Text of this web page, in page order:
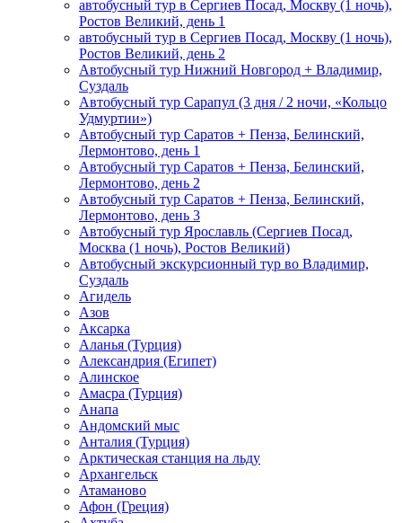
автобусный тур в Сергиев Посад, Москву (1 ночь),
Ростов Великий, день 1
автобусный тур в Сергиев Посад, Москву (1 ночь),
Ростов Великий, день 2
Автобусный тур Нижний Новгород + Владимир,
Суздаль
Автобусный тур Сарапул (3 дня / 2 ночи, «Кольцо
Удмуртии»)
Автобусный тур Саратов + Пенза, Белинский,
Лермонтово, день 1
Автобусный тур Саратов + Пенза, Белинский,
Лермонтово, день 2
Автобусный тур Саратов + Пенза, Белинский,
Лермонтово, день 3
Автобусный тур Ярославль (Сергиев Посад,
Москва (1 ночь), Ростов Великий)
Автобусный экскурсионный тур во Владимир,
Суздаль
Агидель
Азов
Аксарка
Аланья (Турция)
Александрия (Египет)
Алинское
Амасра (Турция)
Анапа
Андомский мыс
Анталия (Турция)
Арктическая станция на льду
Архангельск
Атаманово
Афон (Греция)